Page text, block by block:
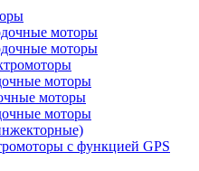
моторы
моторы
моторы
моторы
моторы
с функцией GPS